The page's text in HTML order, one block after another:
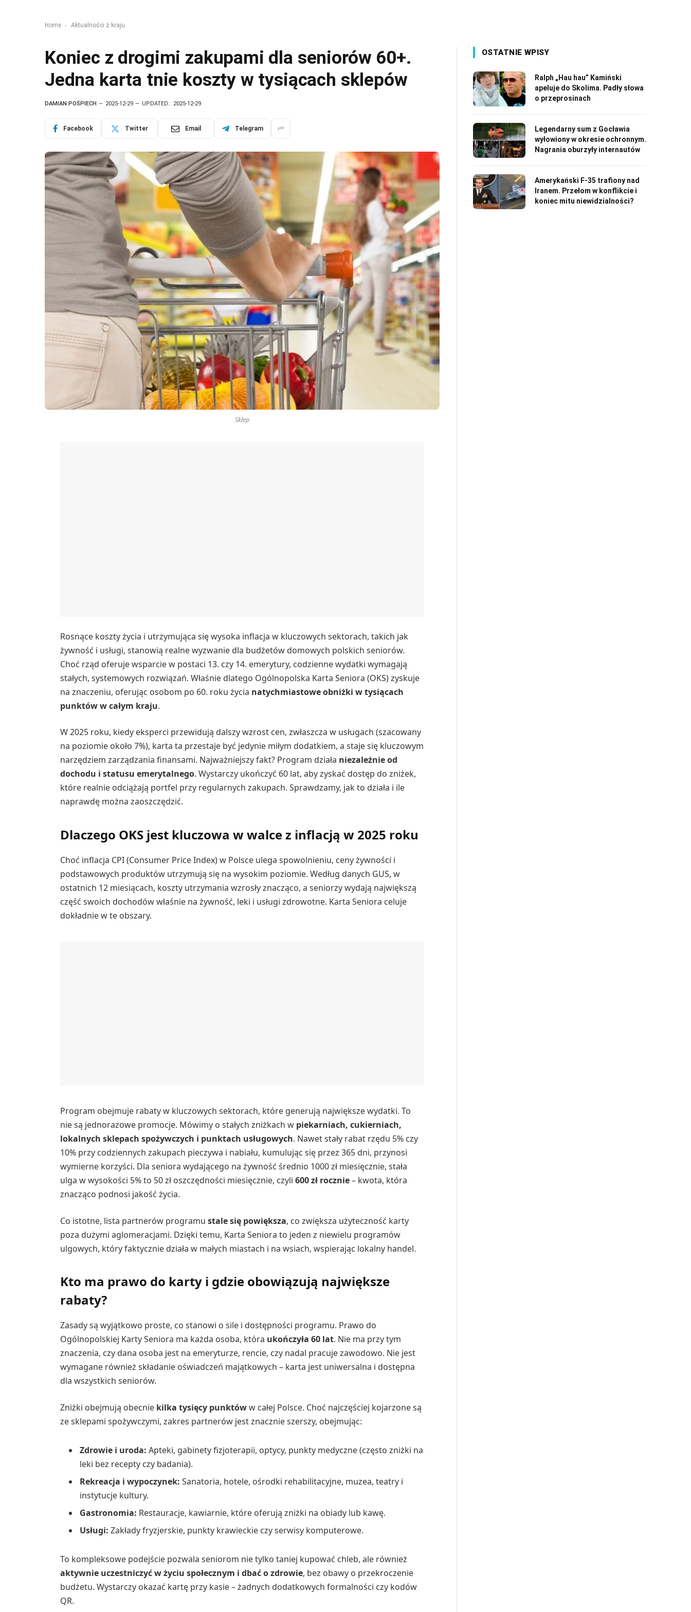
Home - Aktualności z kraju
Koniec z drogimi zakupami dla seniorów 60+.
Jedna karta tnie koszty w tysiącach sklepów
DAMIAN POŚPIECH 2025-12-29 UPDATED: 2025-12-29
Facebook Twitter Email Telegram
Sklep
Rosnące koszty życia i utrzymująca się wysoka inflacja w kluczowych sektorach, takich jak
żywność i usługi, stanowią realne wyzwanie dla budżetów domowych polskich seniorów.
Choć rząd oferuje wsparcie w postaci 13. czy 14. emerytury, codzienne wydatki wymagają
stałych, systemowych rozwiązań. Właśnie dlatego Ogólnopolska Karta Seniora (OKS) zyskuje
na znaczeniu, oferując osobom po 60. roku życia natychmiastowe obniżki w tysiącach
punktów w całym kraju.
W 2025 roku, kiedy eksperci przewidują dalszy wzrost cen, zwłaszcza w usługach (szacowany
na poziomie około 7%), karta ta przestaje być jedynie miłym dodatkiem, a staje się kluczowym
narzędziem zarządzania finansami. Najważniejszy fakt? Program działa niezależnie od
dochodu i statusu emerytalnego. Wystarczy ukończyć 60 lat, aby zyskać dostęp do zniżek,
które realnie odciążają portfel przy regularnych zakupach. Sprawdzamy, jak to działa i ile
naprawdę można zaoszczędzić.
Dlaczego OKS jest kluczowa w walce z inflacją w 2025 roku
Choć inflacja CPI (Consumer Price Index) w Polsce ulega spowolnieniu, ceny żywności i
podstawowych produktów utrzymują się na wysokim poziomie. Według danych GUS, w
ostatnich 12 miesiącach, koszty utrzymania wzrosły znacząco, a seniorzy wydają największą
część swoich dochodów właśnie na żywność, leki i usługi zdrowotne. Karta Seniora celuje
dokładnie w te obszary.
Program obejmuje rabaty w kluczowych sektorach, które generują największe wydatki. To
nie są jednorazowe promocje. Mówimy o stałych zniżkach w piekarniach, cukierniach,
lokalnych sklepach spożywczych i punktach usługowych. Nawet stały rabat rzędu 5% czy
10% przy codziennych zakupach pieczywa i nabiału, kumulując się przez 365 dni, przynosi
wymierne korzyści. Dla seniora wydającego na żywność średnio 1000 zł miesięcznie, stała
ulga w wysokości 5% to 50 zł oszczędności miesięcznie, czyli600 zł rocznie– kwota, która
znacząco podnosi jakość życia.
Co istotne, lista partnerów programustale się powiększa, co zwiększa użyteczność karty
poza dużymi aglomeracjami. Dzięki temu, Karta Seniora to jeden z niewielu programów
ulgowych, który faktycznie działa w małych miastach i na wsiach, wspierając lokalny handel.
Kto ma prawo do karty i gdzie obowiązują największe
rabaty?
Zasady są wyjątkowo proste, co stanowi o sile i dostępności programu. Prawo do
Ogólnopolskiej Karty Seniora ma każda osoba, która ukończyła 60 lat. Nie ma przy tym
znaczenia, czy dana osoba jest na emeryturze, rencie, czy nadal pracuje zawodowo. Nie jest
wymagane również składanie oświadczeń majątkowych – karta jest uniwersalna i dostępna
dla wszystkich seniorów.
Zniżki obejmują obecnie kilka tysięcy punktóww całej Polsce. Choć najczęściej kojarzone są
ze sklepami spożywczymi, zakres partnerów jest znacznie szerszy, obejmując:
Zdrowie i uroda: Apteki, gabinety fizjoterapii, optycy, punkty medyczne (często zniżki na
leki bez recepty czy badania).
Rekreacja i wypoczynek: Sanatoria, hotele, ośrodki rehabilitacyjne, muzea, teatry i
instytucje kultury.
Gastronomia: Restauracje, kawiarnie, które oferują zniżki na obiady lub kawę.
Usługi: Zakłady fryzjerskie, punkty krawieckie czy serwisy komputerowe.
To kompleksowe podejście pozwala seniorom nie tylko taniej kupować chleb, ale również
aktywnie uczestniczyć w życiu społecznym i dbać o zdrowie, bez obawy o przekroczenie
budżetu. Wystarczy okazać kartę przy kasie – żadnych dodatkowych formalności czy kodów
QR.
OSTATNIE WPISY
Ralph „Hau hau” Kamiński
apeluje do Skolima. Padły słowa
o przeprosinach
Legendarny sum z Gocławia
wyłowiony w okresie ochronnym.
Nagrania oburzyły internautów
Amerykański F-35 trafiony nad
Iranem. Przełom w konflikcie i
koniec mitu niewidzialności?